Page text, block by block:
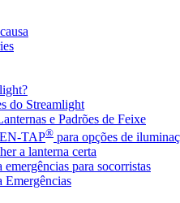
do Streamlight
e Padrões de Feixe
TAP® para opções de
a lanterna certa
emergências para socorristas
Emergências